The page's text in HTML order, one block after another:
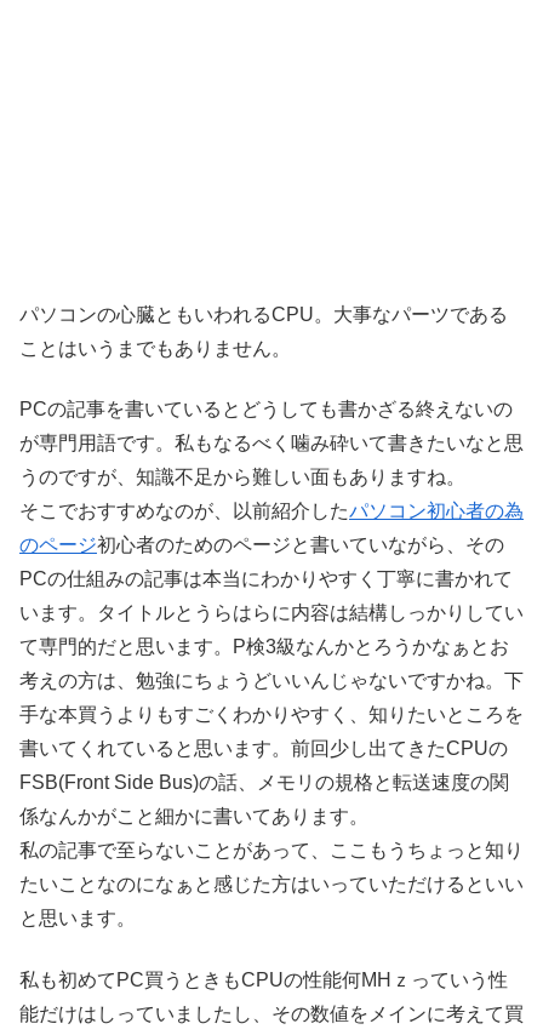
パソコンの心臓ともいわれるCPU。大事なパーツである
ことはいうまでもありません。
PCの記事を書いているとどうしても書かざる終えないの
が専門用語です。私もなるべく噛み砕いて書きたいなと思
うのですが、知識不足から難しい面もありますね。
そこでおすすめなのが、以前紹介したパソコン初心者の為
のページ初心者のためのページと書いていながら、その
PCの仕組みの記事は本当にわかりやすく丁寧に書かれて
います。タイトルとうらはらに内容は結構しっかりしてい
て専門的だと思います。P検3級なんかとろうかなぁとお
考えの方は、勉強にちょうどいいんじゃないですかね。下
手な本買うよりもすごくわかりやすく、知りたいところを
書いてくれていると思います。前回少し出てきたCPUの
FSB(Front Side Bus)の話、メモリの規格と転送速度の関
係なんかがこと細かに書いてあります。
私の記事で至らないことがあって、ここもうちょっと知り
たいことなのになぁと感じた方はいっていただけるといい
と思います。
私も初めてPC買うときもCPUの性能何MHｚっていう性
能だけはしっていましたし、その数値をメインに考えて買